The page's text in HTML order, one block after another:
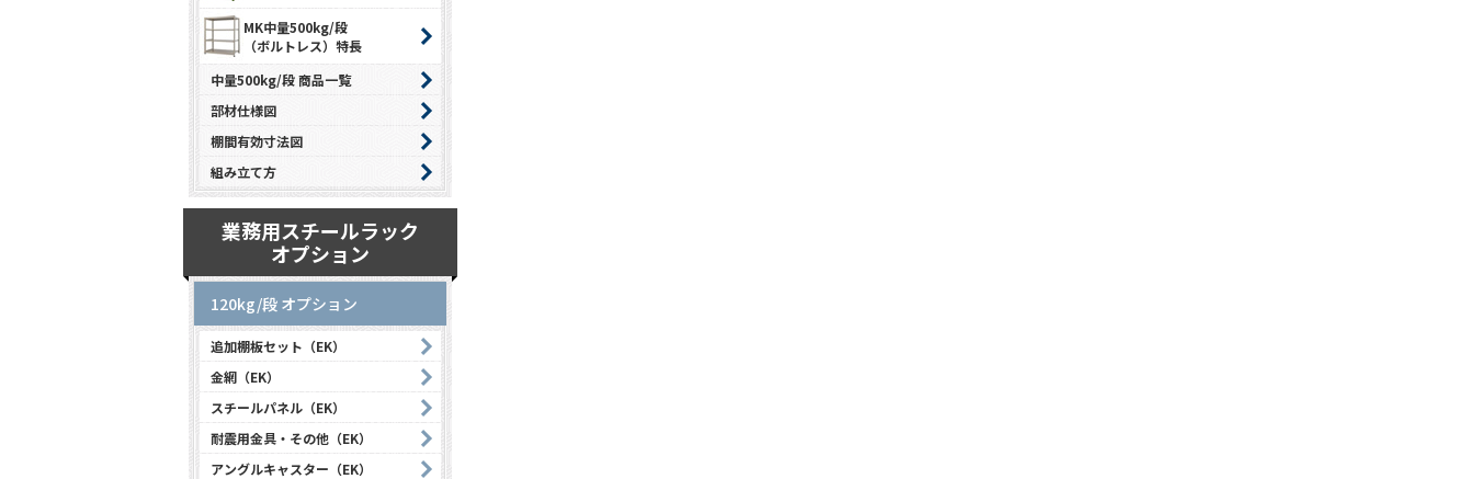
MK中量500kg/段
（ボルトレス）特長
中量500kg/段 商品一覧
部材仕様図
棚間有効寸法図
組み立て方
業務用スチールラック
オプション
120kg/段 オプション
追加棚板セット（EK）
金網（EK）
スチールパネル（EK）
耐震用金具・その他（EK）
アングルキャスター（EK）